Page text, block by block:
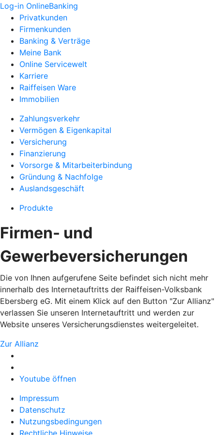
Log-in OnlineBanking
Privatkunden
Firmenkunden
Banking & Verträge
Meine Bank
Online Servicewelt
Karriere
Raiffeisen Ware
Immobilien
Zahlungsverkehr
Vermögen & Eigenkapital
Versicherung
Finanzierung
Vorsorge & Mitarbeiterbindung
Gründung & Nachfolge
Auslandsgeschäft
Produkte
Firmen- und
Gewerbeversicherungen
Die von Ihnen aufgerufene Seite befindet sich nicht mehr
innerhalb des Internetauftritts der Raiffeisen-Volksbank
Ebersberg eG. Mit einem Klick auf den Button "Zur Allianz"
verlassen Sie unseren Internetauftritt und werden zur
Website unseres Versicherungsdienstes weitergeleitet.
Zur Allianz
Youtube öffnen
Impressum
Datenschutz
Nutzungsbedingungen
Rechtliche Hinweise